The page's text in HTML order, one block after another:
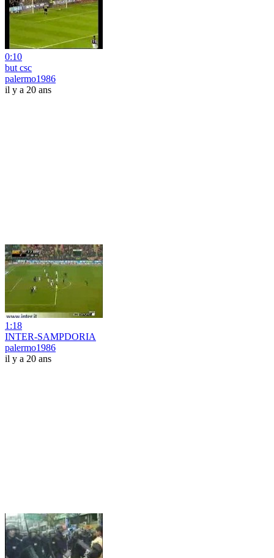
0:10
but csc
palermo1986
il y a 20 ans
1:18
INTER-SAMPDORIA
palermo1986
il y a 20 ans